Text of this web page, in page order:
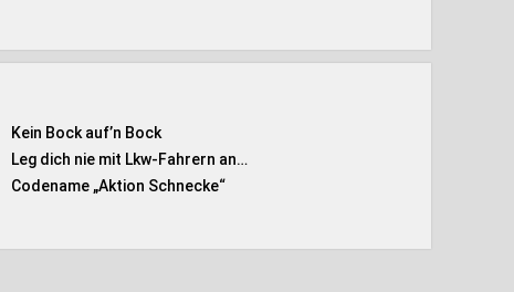
Kein Bock auf’n Bock
Leg dich nie mit Lkw-Fahrern an…
Codename „Aktion Schnecke“